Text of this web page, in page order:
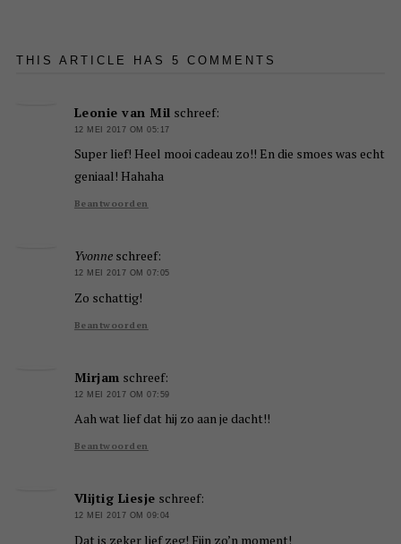
THIS ARTICLE HAS 5 COMMENTS
Leonie van Mil schreef:
12 MEI 2017 OM 05:17
Super lief! Heel mooi cadeau zo!! En die smoes was echt
geniaal! Hahaha
Beantwoorden
Yvonne schreef:
12 MEI 2017 OM 07:05
Zo schattig!
Beantwoorden
Mirjam schreef:
12 MEI 2017 OM 07:59
Aah wat lief dat hij zo aan je dacht!!
Beantwoorden
Vlijtig Liesje schreef:
12 MEI 2017 OM 09:04
Dat is zeker lief zeg! Fijn zo’n moment!